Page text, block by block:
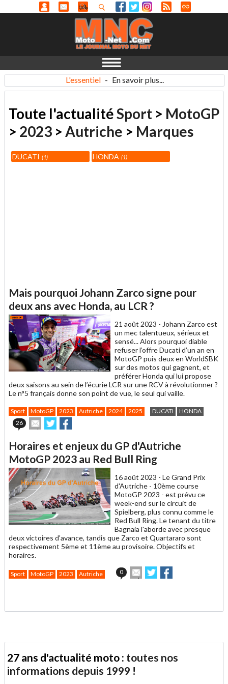
L'essentiel - En savoir plus...
Toute l'actualitéSport > MotoGP
> 2023 > Autriche > Marques
DUCATI 1 HONDA 1
Mais pourquoi Johann Zarco signe pour
deux ans avec Honda, au LCR ?
21 août 2023 - Johann Zarco est
un mec talentueux, sérieux et
sensé... Alors pourquoi diable
refuser l’offre Ducati d’un an en
MotoGP puis deux en WorldSBK
sur des motos qui gagnent, et
préférer Honda qui lui propose
deux saisons au sein de l’écurie LCR sur une RCV à révolutionner ?
Le n°5 français donne son point de vue, le seul qui vaille.
Sport MotoGP 2023 Autriche 2024 2025 DUCATI
HONDA
26
Envoyer
cet
à
un
ami
Partager
sur sur
Horaires et enjeux du GP d'Autriche
MotoGP 2023 au Red Bull Ring
16 août 2023 - Le Grand Prix
d'Autriche - 10ème course
MotoGP 2023 - est prévu ce
week-end sur le circuit de
Spielberg, plus connu comme le
Red Bull Ring. Le tenant du titre
Bagnaia l'aborde avec presque
deux victoires d'avance, tandis que Zarco et Quartararo sont
respectivement 5ème et 11ème au provisoire. Objectifs et
horaires.
Sport MotoGP 2023 Autriche 0
Envoyer
cet
ami
Partager
sur sur
27 ans d'actualité moto : toutes nos
informations depuis 1999 !